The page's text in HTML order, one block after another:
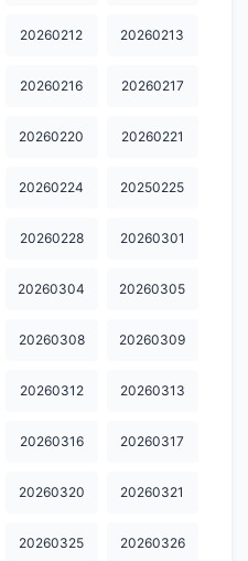
20260212 20260213
20260216 20260217
20260220 20260221
20260224 20250225
20260228 20260301
20260304 20260305
20260308 20260309
20260312 20260313
20260316 20260317
20260320 20260321
20260325 20260326